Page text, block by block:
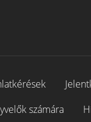
számára